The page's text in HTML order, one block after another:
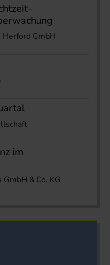
GmbH
im
& Co. KG